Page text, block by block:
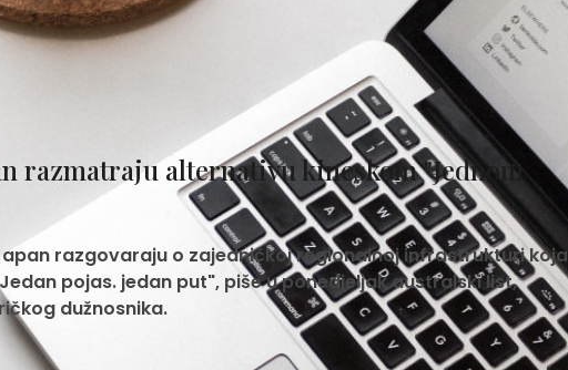
razmatraju alternativu kineskom "Jednom
razgovaraju o zajedničkoj regionalnoj infrastrukturi koja
pojas. jedan put", piše u ponedjeljak australski list,
dužnosnika.